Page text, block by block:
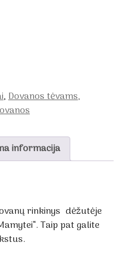
,Dovanos tėvams,
informacija
rinkinys dėžutėje
Taip pat galite